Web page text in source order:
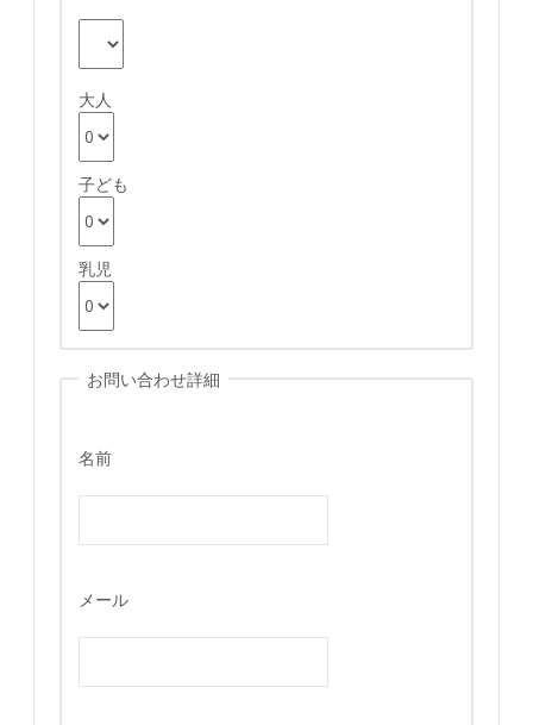
大人
子ども
乳児
お問い合わせ詳細
名前
メール